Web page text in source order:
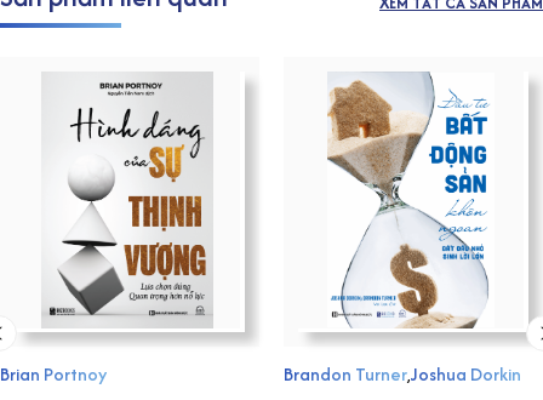
Brian Portnoy Brandon Turner,Joshua Dorkin